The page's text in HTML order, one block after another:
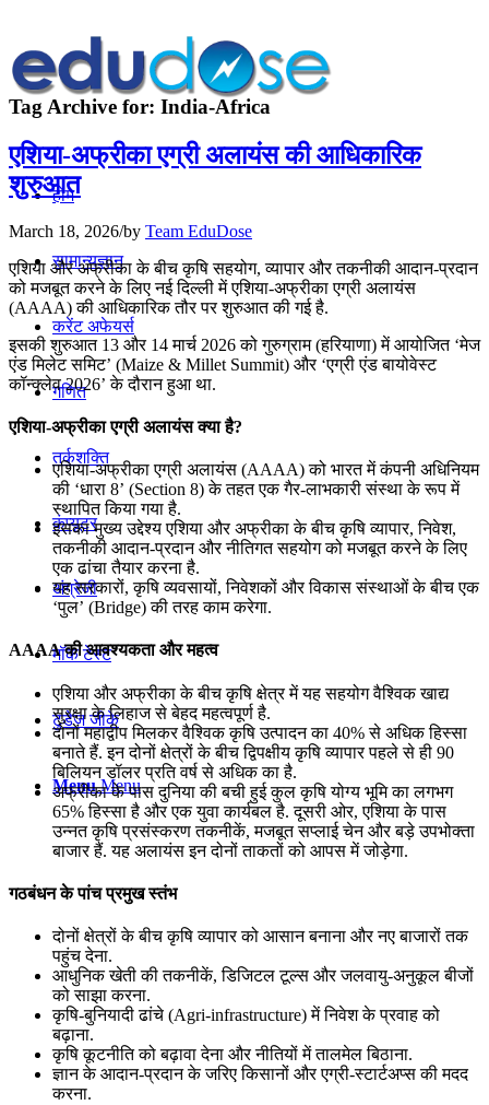
होम
सामान्यज्ञान
करेंट अफेयर्स
गणित
तर्कशक्ति
कंप्यूटर
अंग्रेजी
मॉक टेस्ट
टुडेज जीके
Menu Menu
Tag Archive for: India-Africa
एशिया-अफ्रीका एग्री अलायंस की आधिकारिक
शुरुआत
March 18, 2026/by Team EduDose
एशिया और अफ्रीका के बीच कृषि सहयोग, व्यापार और तकनीकी आदान-प्रदान
को मजबूत करने के लिए नई दिल्ली में एशिया-अफ्रीका एग्री अलायंस
(AAAA) की आधिकारिक तौर पर शुरुआत की गई है.
इसकी शुरुआत 13 और 14 मार्च 2026 को गुरुग्राम (हरियाणा) में आयोजित ‘मेज
एंड मिलेट समिट’ (Maize & Millet Summit) और ‘एग्री एंड बायोवेस्ट
कॉन्क्लेव 2026’ के दौरान हुआ था.
एशिया-अफ्रीका एग्री अलायंस क्या है?
एशिया-अफ्रीका एग्री अलायंस (AAAA) को भारत में कंपनी अधिनियम
की ‘धारा 8’ (Section 8) के तहत एक गैर-लाभकारी संस्था के रूप में
स्थापित किया गया है.
इसका मुख्य उद्देश्य एशिया और अफ्रीका के बीच कृषि व्यापार, निवेश,
तकनीकी आदान-प्रदान और नीतिगत सहयोग को मजबूत करने के लिए
एक ढांचा तैयार करना है.
यह सरकारों, कृषि व्यवसायों, निवेशकों और विकास संस्थाओं के बीच एक
‘पुल’ (Bridge) की तरह काम करेगा.
AAAA की आवश्यकता और महत्व
एशिया और अफ्रीका के बीच कृषि क्षेत्र में यह सहयोग वैश्विक खाद्य
सुरक्षा के लिहाज से बेहद महत्वपूर्ण है.
दोनों महाद्वीप मिलकर वैश्विक कृषि उत्पादन का 40% से अधिक हिस्सा
बनाते हैं. इन दोनों क्षेत्रों के बीच द्विपक्षीय कृषि व्यापार पहले से ही 90
बिलियन डॉलर प्रति वर्ष से अधिक का है.
अफ्रीका के पास दुनिया की बची हुई कुल कृषि योग्य भूमि का लगभग
65% हिस्सा है और एक युवा कार्यबल है. दूसरी ओर, एशिया के पास
उन्नत कृषि प्रसंस्करण तकनीकें, मजबूत सप्लाई चेन और बड़े उपभोक्ता
बाजार हैं. यह अलायंस इन दोनों ताकतों को आपस में जोड़ेगा.
गठबंधन के पांच प्रमुख स्तंभ
दोनों क्षेत्रों के बीच कृषि व्यापार को आसान बनाना और नए बाजारों तक
पहुंच देना.
आधुनिक खेती की तकनीकें, डिजिटल टूल्स और जलवायु-अनुकूल बीजों
को साझा करना.
कृषि-बुनियादी ढांचे (Agri-infrastructure) में निवेश के प्रवाह को
बढ़ाना.
कृषि कूटनीति को बढ़ावा देना और नीतियों में तालमेल बिठाना.
ज्ञान के आदान-प्रदान के जरिए किसानों और एग्री-स्टार्टअप्स की मदद
करना.